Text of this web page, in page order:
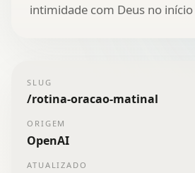
intimidade com Deus no
SLUG
/rotina-oracao-matinal
ORIGEM
OpenAI
ATUALIZADO